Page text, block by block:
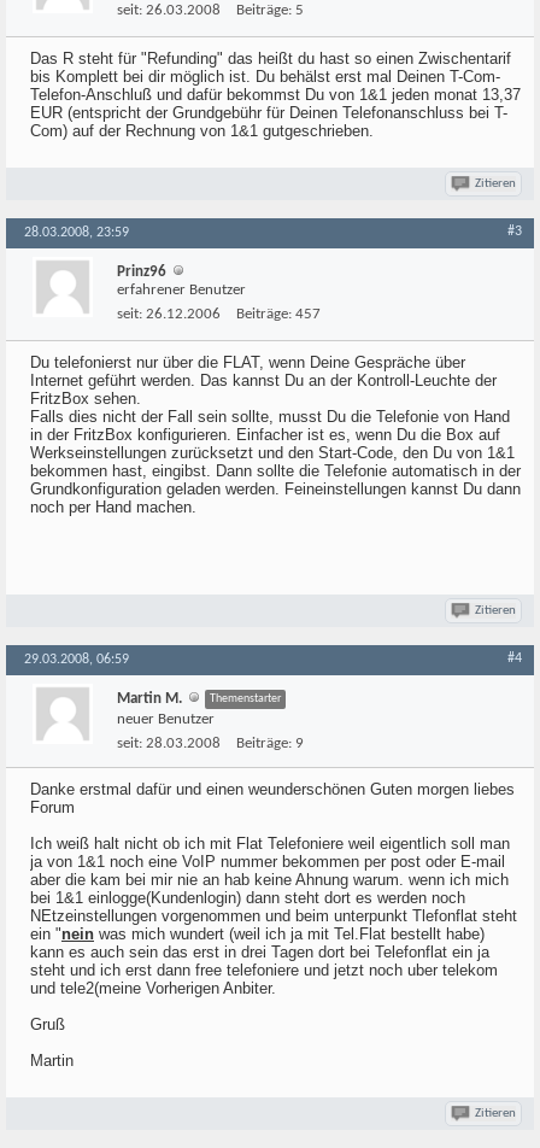
seit: 26.03.2008 Beiträge: 5
Das R steht für "Refunding" das heißt du hast so einen Zwischentarif
bis Komplett bei dir möglich ist. Du behälst erst mal Deinen T-Com-
Telefon-Anschluß und dafür bekommst Du von 1&1 jeden monat 13,37
EUR (entspricht der Grundgebühr für Deinen Telefonanschluss bei T-
Com) auf der Rechnung von 1&1 gutgeschrieben.
Zitieren
28.03.2008, 23:59 #3
Prinz96
erfahrener Benutzer
seit: 26.12.2006 Beiträge: 457
Du telefonierst nur über die FLAT, wenn Deine Gespräche über
Internet geführt werden. Das kannst Du an der Kontroll-Leuchte der
FritzBox sehen.
Falls dies nicht der Fall sein sollte, musst Du die Telefonie von Hand
in der FritzBox konfigurieren. Einfacher ist es, wenn Du die Box auf
Werkseinstellungen zurücksetzt und den Start-Code, den Du von 1&1
bekommen hast, eingibst. Dann sollte die Telefonie automatisch in der
Grundkonfiguration geladen werden. Feineinstellungen kannst Du dann
noch per Hand machen.
Zitieren
29.03.2008, 06:59 #4
Martin M. Themenstarter
neuer Benutzer
seit: 28.03.2008 Beiträge: 9
Danke erstmal dafür und einen weunderschönen Guten morgen liebes
Forum
Ich weiß halt nicht ob ich mit Flat Telefoniere weil eigentlich soll man
ja von 1&1 noch eine VoIP nummer bekommen per post oder E-mail
aber die kam bei mir nie an hab keine Ahnung warum. wenn ich mich
bei 1&1 einlogge(Kundenlogin) dann steht dort es werden noch
NEtzeinstellungen vorgenommen und beim unterpunkt Tlefonflat steht
ein "nein was mich wundert (weil ich ja mit Tel.Flat bestellt habe)
kann es auch sein das erst in drei Tagen dort bei Telefonflat ein ja
steht und ich erst dann free telefoniere und jetzt noch uber telekom
und tele2(meine Vorherigen Anbiter.
Gruß
Martin
Zitieren